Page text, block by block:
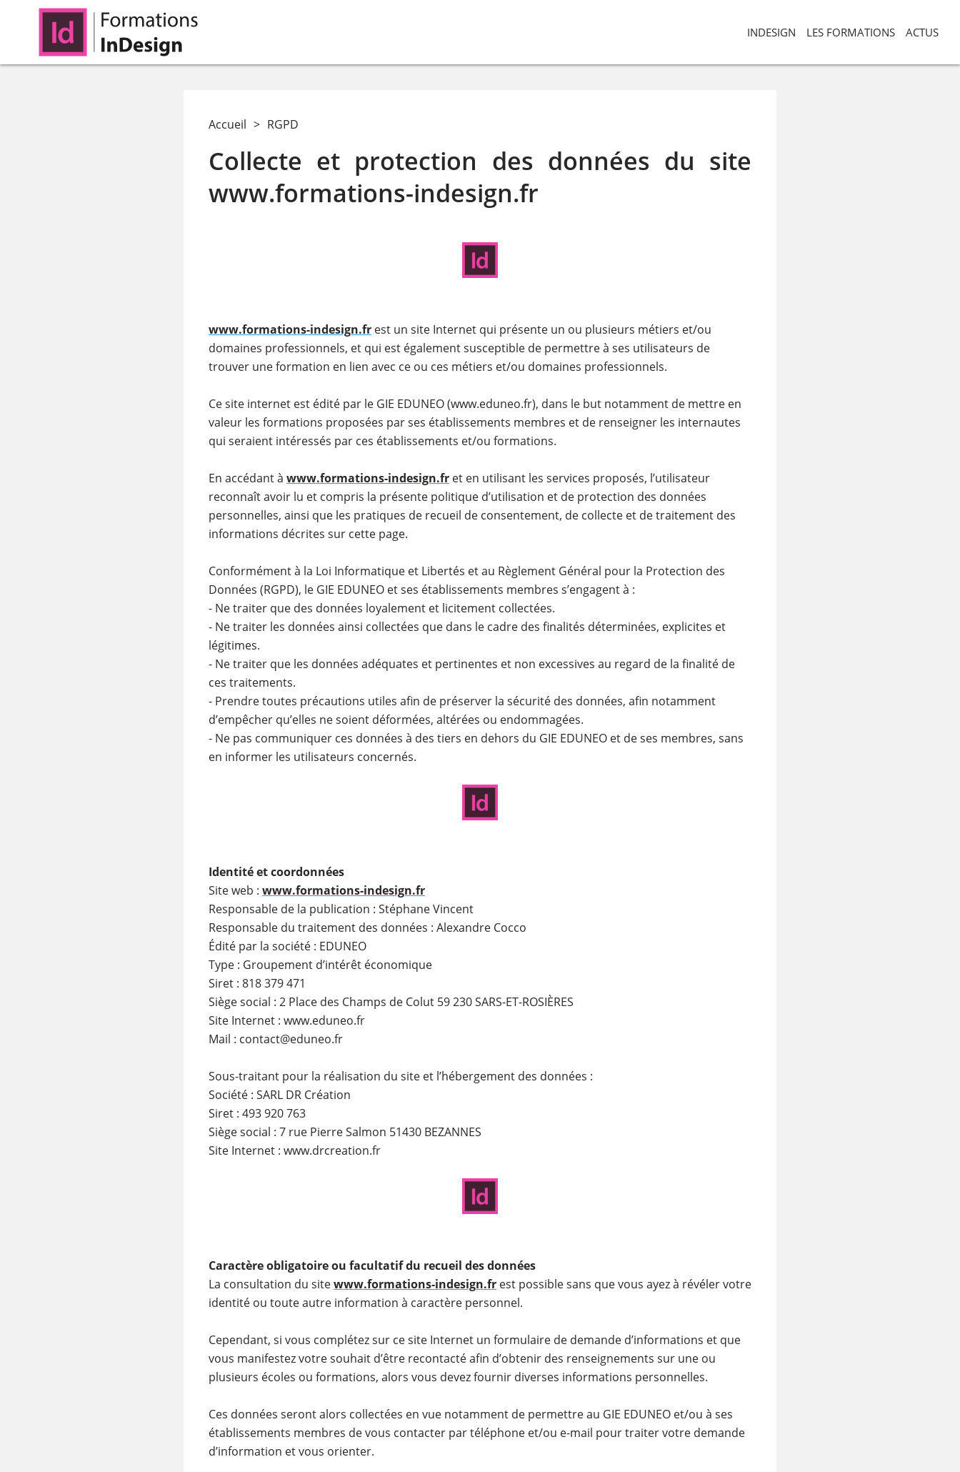
INDESIGN LES FORMATIONS ACTUS
Accueil > RGPD
Collecte et protection des données du site
www.formations-indesign.fr
www.formations-indesign.fr est un site Internet qui présente un ou plusieurs métiers et/ou
domaines professionnels, et qui est également susceptible de permettre à ses utilisateurs de
trouver une formation en lien avec ce ou ces métiers et/ou domaines professionnels.
Ce site internet est édité par le GIE EDUNEO (www.eduneo.fr), dans le but notamment de mettre en
valeur les formations proposées par ses établissements membres et de renseigner les internautes
qui seraient intéressés par ces établissements et/ou formations.
En accédant à www.formations-indesign.fr et en utilisant les services proposés, l’utilisateur
reconnaît avoir lu et compris la présente politique d’utilisation et de protection des données
personnelles, ainsi que les pratiques de recueil de consentement, de collecte et de traitement des
informations décrites sur cette page.
Conformément à la Loi Informatique et Libertés et au Règlement Général pour la Protection des
Données (RGPD), le GIE EDUNEO et ses établissements membres s’engagent à :
- Ne traiter que des données loyalement et licitement collectées.
- Ne traiter les données ainsi collectées que dans le cadre des finalités déterminées, explicites et
légitimes.
- Ne traiter que les données adéquates et pertinentes et non excessives au regard de la finalité de
ces traitements.
- Prendre toutes précautions utiles afin de préserver la sécurité des données, afin notamment
d’empêcher qu’elles ne soient déformées, altérées ou endommagées.
- Ne pas communiquer ces données à des tiers en dehors du GIE EDUNEO et de ses membres, sans
en informer les utilisateurs concernés.
Identité et coordonnées
Site web : www.formations-indesign.fr
Responsable de la publication : Stéphane Vincent
Responsable du traitement des données : Alexandre Cocco
Édité par la société : EDUNEO
Type : Groupement d’intérêt économique
Siret : 818 379 471
Siège social : 2 Place des Champs de Colut 59 230 SARS-ET-ROSIÈRES
Site Internet : www.eduneo.fr
Mail : contact@eduneo.fr
Sous-traitant pour la réalisation du site et l’hébergement des données :
Société : SARL DR Création
Siret : 493 920 763
Siège social : 7 rue Pierre Salmon 51430 BEZANNES
Site Internet : www.drcreation.fr
Caractère obligatoire ou facultatif du recueil des données
La consultation du sitewww.formations-indesign.fr est possible sans que vous ayez à révéler votre
identité ou toute autre information à caractère personnel.
Cependant, si vous complétez sur ce site Internet un formulaire de demande d’informations et que
vous manifestez votre souhait d’être recontacté afin d’obtenir des renseignements sur une ou
plusieurs écoles ou formations, alors vous devez fournir diverses informations personnelles.
Ces données seront alors collectées en vue notamment de permettre au GIE EDUNEO et/ou à ses
établissements membres de vous contacter par téléphone et/ou e-mail pour traiter votre demande
d’information et vous orienter.